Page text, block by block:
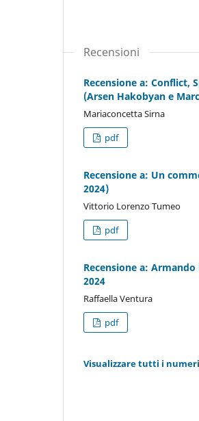
Recensioni
Recensione a: Conflict,
(Arsen Hakobyan e
Mariaconcetta Sirna
pdf
Recensione a: Un
2024)
Vittorio Lorenzo Tumeo
pdf
Recensione a:
2024
Raffaella Ventura
pdf
Visualizzare tutti i numeri